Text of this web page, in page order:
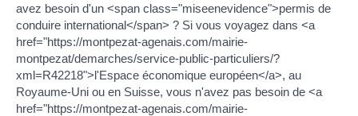
avez besoin d'un <span class="miseenevidence">permis de
conduire international</span> ? Si vous voyagez dans <a
href="https://montpezat-agenais.com/mairie-
montpezat/demarches/service-public-particuliers/?
xml=R42218">l'Espace économique européen</a>, au
Royaume-Uni ou en Suisse, vous n'avez pas besoin de <a
href="https://montpezat-agenais.com/mairie-